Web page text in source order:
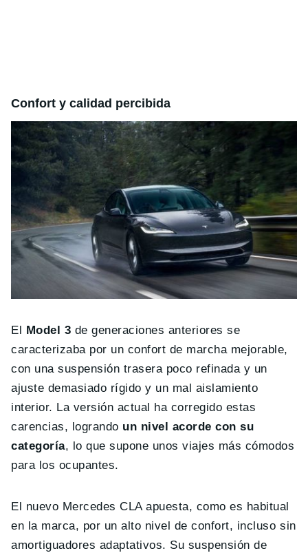
Confort y calidad percibida
El Model 3 de generaciones anteriores se
caracterizaba por un confort de marcha mejorable,
con una suspensión trasera poco refinada y un
ajuste demasiado rígido y un mal aislamiento
interior. La versión actual ha corregido estas
carencias, logrando un nivel acorde con su
categoría, lo que supone unos viajes más cómodos
para los ocupantes.
El nuevo Mercedes CLA apuesta, como es habitual
en la marca, por un alto nivel de confort, incluso sin
amortiguadores adaptativos. Su suspensión de